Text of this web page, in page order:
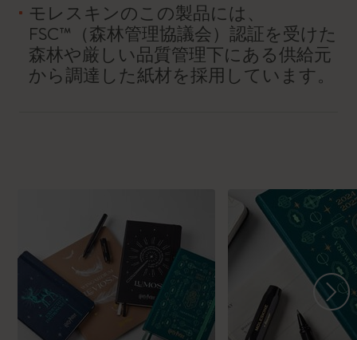
モレスキンのこの製品には、
FSC™（森林管理協議会）認証を受けた
森林や厳しい品質管理下にある供給元
から調達した紙材を採用しています。